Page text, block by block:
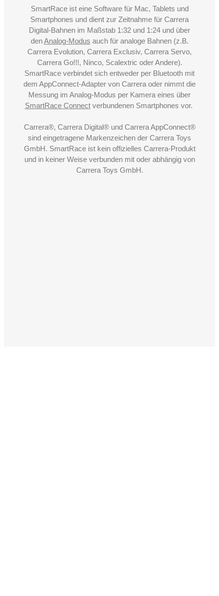
SmartRace ist eine Software für Mac, Tablets und
Smartphones und dient zur Zeitnahme für Carrera
Digital-Bahnen im Maßstab 1:32 und 1:24 und über
denAnalog-Modus auch für analoge Bahnen (z.B.
Carrera Evolution, Carrera Exclusiv, Carrera Servo,
Carrera Go!!!, Ninco, Scalextric oder Andere).
SmartRace verbindet sich entweder per Bluetooth mit
dem AppConnect-Adapter von Carrera oder nimmt die
Messung im Analog-Modus per Kamera eines über
SmartRace Connectverbundenen Smartphones vor.
Carrera®, Carrera Digital® und Carrera AppConnect®
sind eingetragene Markenzeichen der Carrera Toys
GmbH. SmartRace ist kein offizielles Carrera-Produkt
und in keiner Weise verbunden mit oder abhängig von
Carrera Toys GmbH.